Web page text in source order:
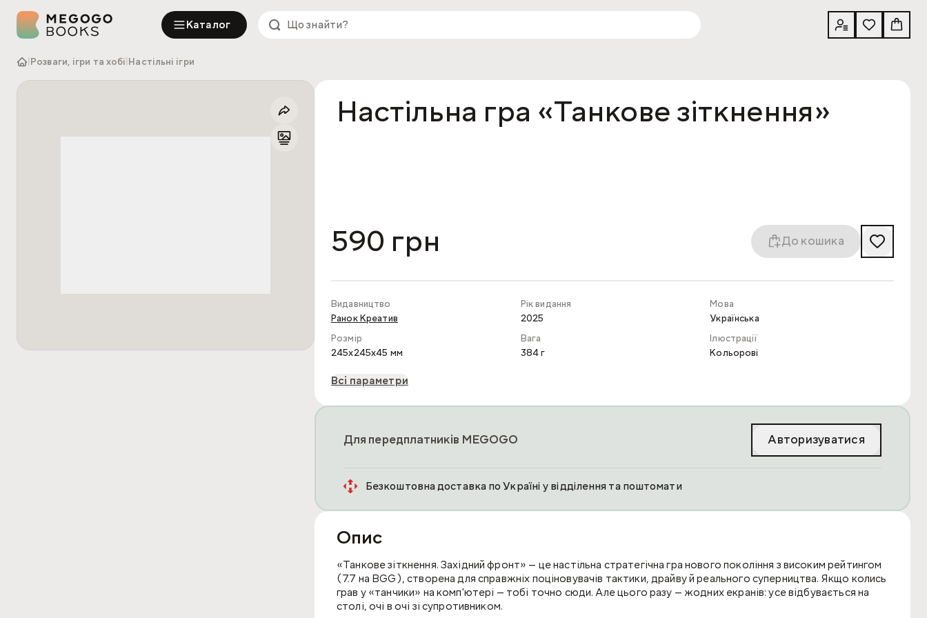
Каталог
Розваги, ігри та хобі Настільні ігри
Настільна гра «Танкове зіткнення»
590 грн До кошика
Видавництво
Ранок Креатив
Рік видання
2025
Мова
Українська
Розмір
245x245x45 мм
Вага
384 г
Ілюстрації
Кольорові
Всі параметри
Для передплатників MEGOGO Авторизуватися
Безкоштовна доставка по Україні у відділення та поштомати
Опис
«Танкове зіткнення. Західний фронт» — це настільна стратегічна гра нового покоління з високим рейтингом
(7.7 на BGG), створена для справжніх поціновувачів тактики, драйву й реального суперництва. Якщо колись
грав у «танчики» на комп'ютері — тобі точно сюди. Але цього разу — жодних екранів: усе відбувається на
столі, очі в очі зі супротивником.